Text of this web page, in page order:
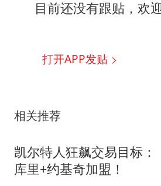
目前还没有跟贴，欢
打开APP发贴
相关推荐
凯尔特人狂飙交易目标：
库里+约基奇加盟！